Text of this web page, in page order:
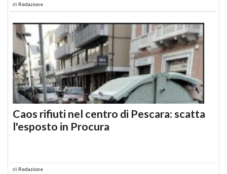
di Redazione
Caos rifiuti nel centro di Pescara: scatta
l'esposto in Procura
di Redazione